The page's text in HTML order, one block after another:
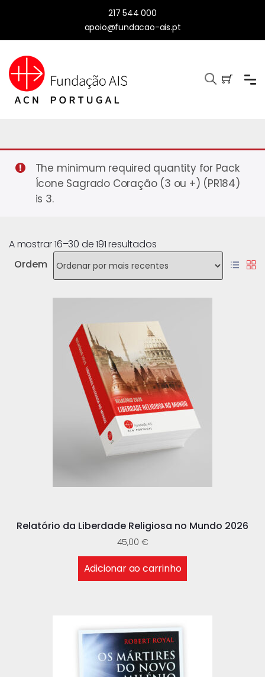
217 544 000
apoio@fundacao-ais.pt
The minimum required quantity for Pack
Ícone Sagrado Coração (3 ou +) (PR184)
is 3.
A mostrar 16–30 de 191 resultados
Ordem
Relatório da Liberdade Religiosa no Mundo 2026
45,00 €
Adicionar ao carrinho